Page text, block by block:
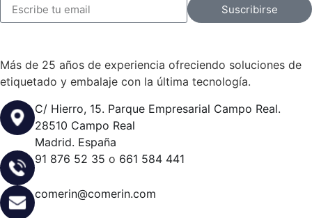
Suscribirse
Más de 25 años de experiencia ofreciendo soluciones de
etiquetado y embalaje con la última tecnología.
C/ Hierro, 15. Parque Empresarial Campo Real.
28510 Campo Real
Madrid. España
91 876 52 35 o 661 584 441
comerin@comerin.com